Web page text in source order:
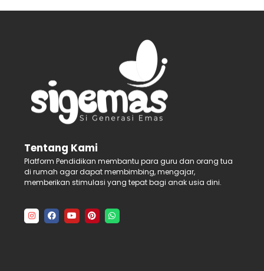
Tentang Kami
Platform Pendidikan membantu para guru dan orang tua
di rumah agar dapat membimbing, mengajar,
memberikan stimulasi yang tepat bagi anak usia dini.